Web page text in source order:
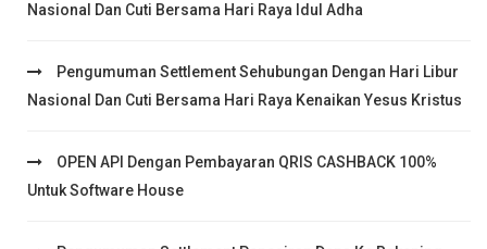
Nasional Dan Cuti Bersama Hari Raya Idul Adha
Pengumuman Settlement Sehubungan Dengan Hari Libur
Nasional Dan Cuti Bersama Hari Raya Kenaikan Yesus Kristus
OPEN API Dengan Pembayaran QRIS CASHBACK 100%
Untuk Software House